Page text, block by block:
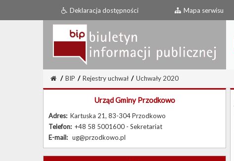
Deklaracja dostępności Mapa serwisu
/ BIP / Rejestry uchwał / Uchwały 2020
Urząd Gminy Przodkowo
Adres: Kartuska 21, 83-304 Przodkowo
Telefon: +48 58 5001600 - Sekretariat
E-mail: ug@przodkowo.pl